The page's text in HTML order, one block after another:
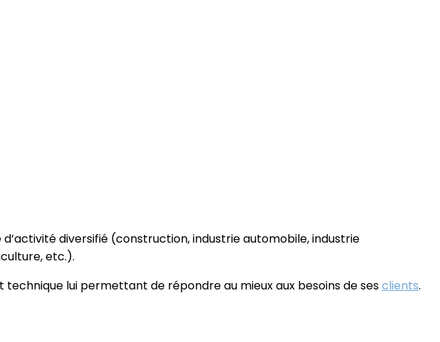
diversifié (construction, industrie automobile, industrie
etc.).
technique lui permettant de répondre au mieux aux besoins de sesclients.